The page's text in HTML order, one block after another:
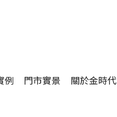
例 門市實景 關於金時代